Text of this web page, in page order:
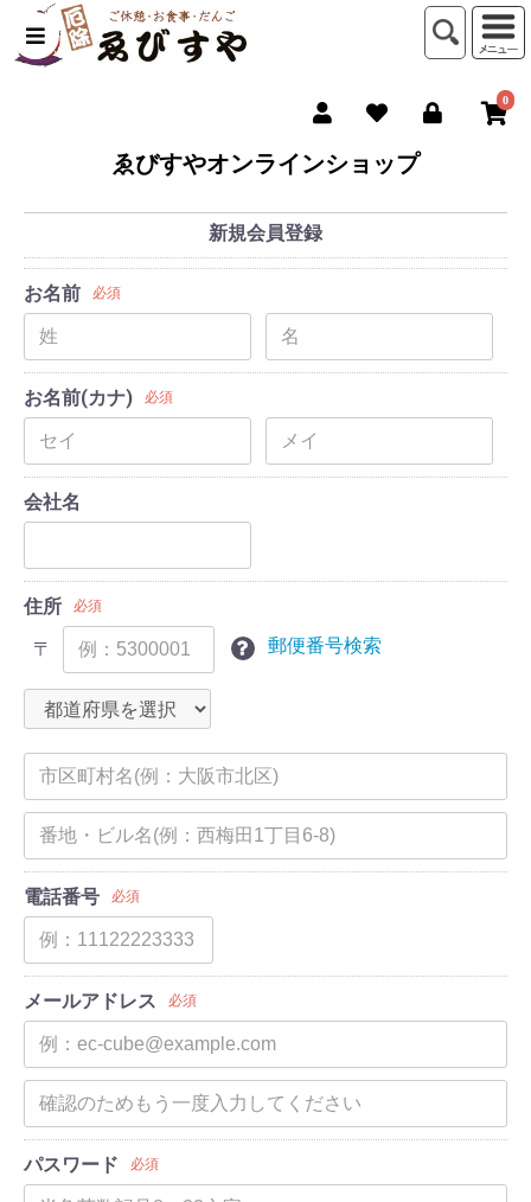
0
ゑびすやオンラインショップ
新規会員登録
お名前 必須
お名前(カナ) 必須
会社名
住所 必須
〒 郵便番号検索
電話番号 必須
メールアドレス 必須
パスワード 必須